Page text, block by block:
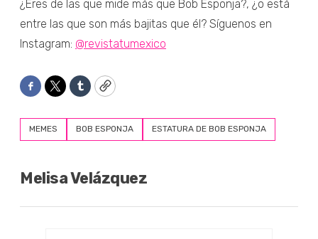
¿Eres de las que mide más que Bob Esponja?, ¿o está
entre las que son más bajitas que él? Síguenos en
Instagram: @revistatumexico
Facebook
TwitterTumblrCopy
MEMES BOB ESPONJA ESTATURA DE BOB ESPONJA
Melisa Velázquez